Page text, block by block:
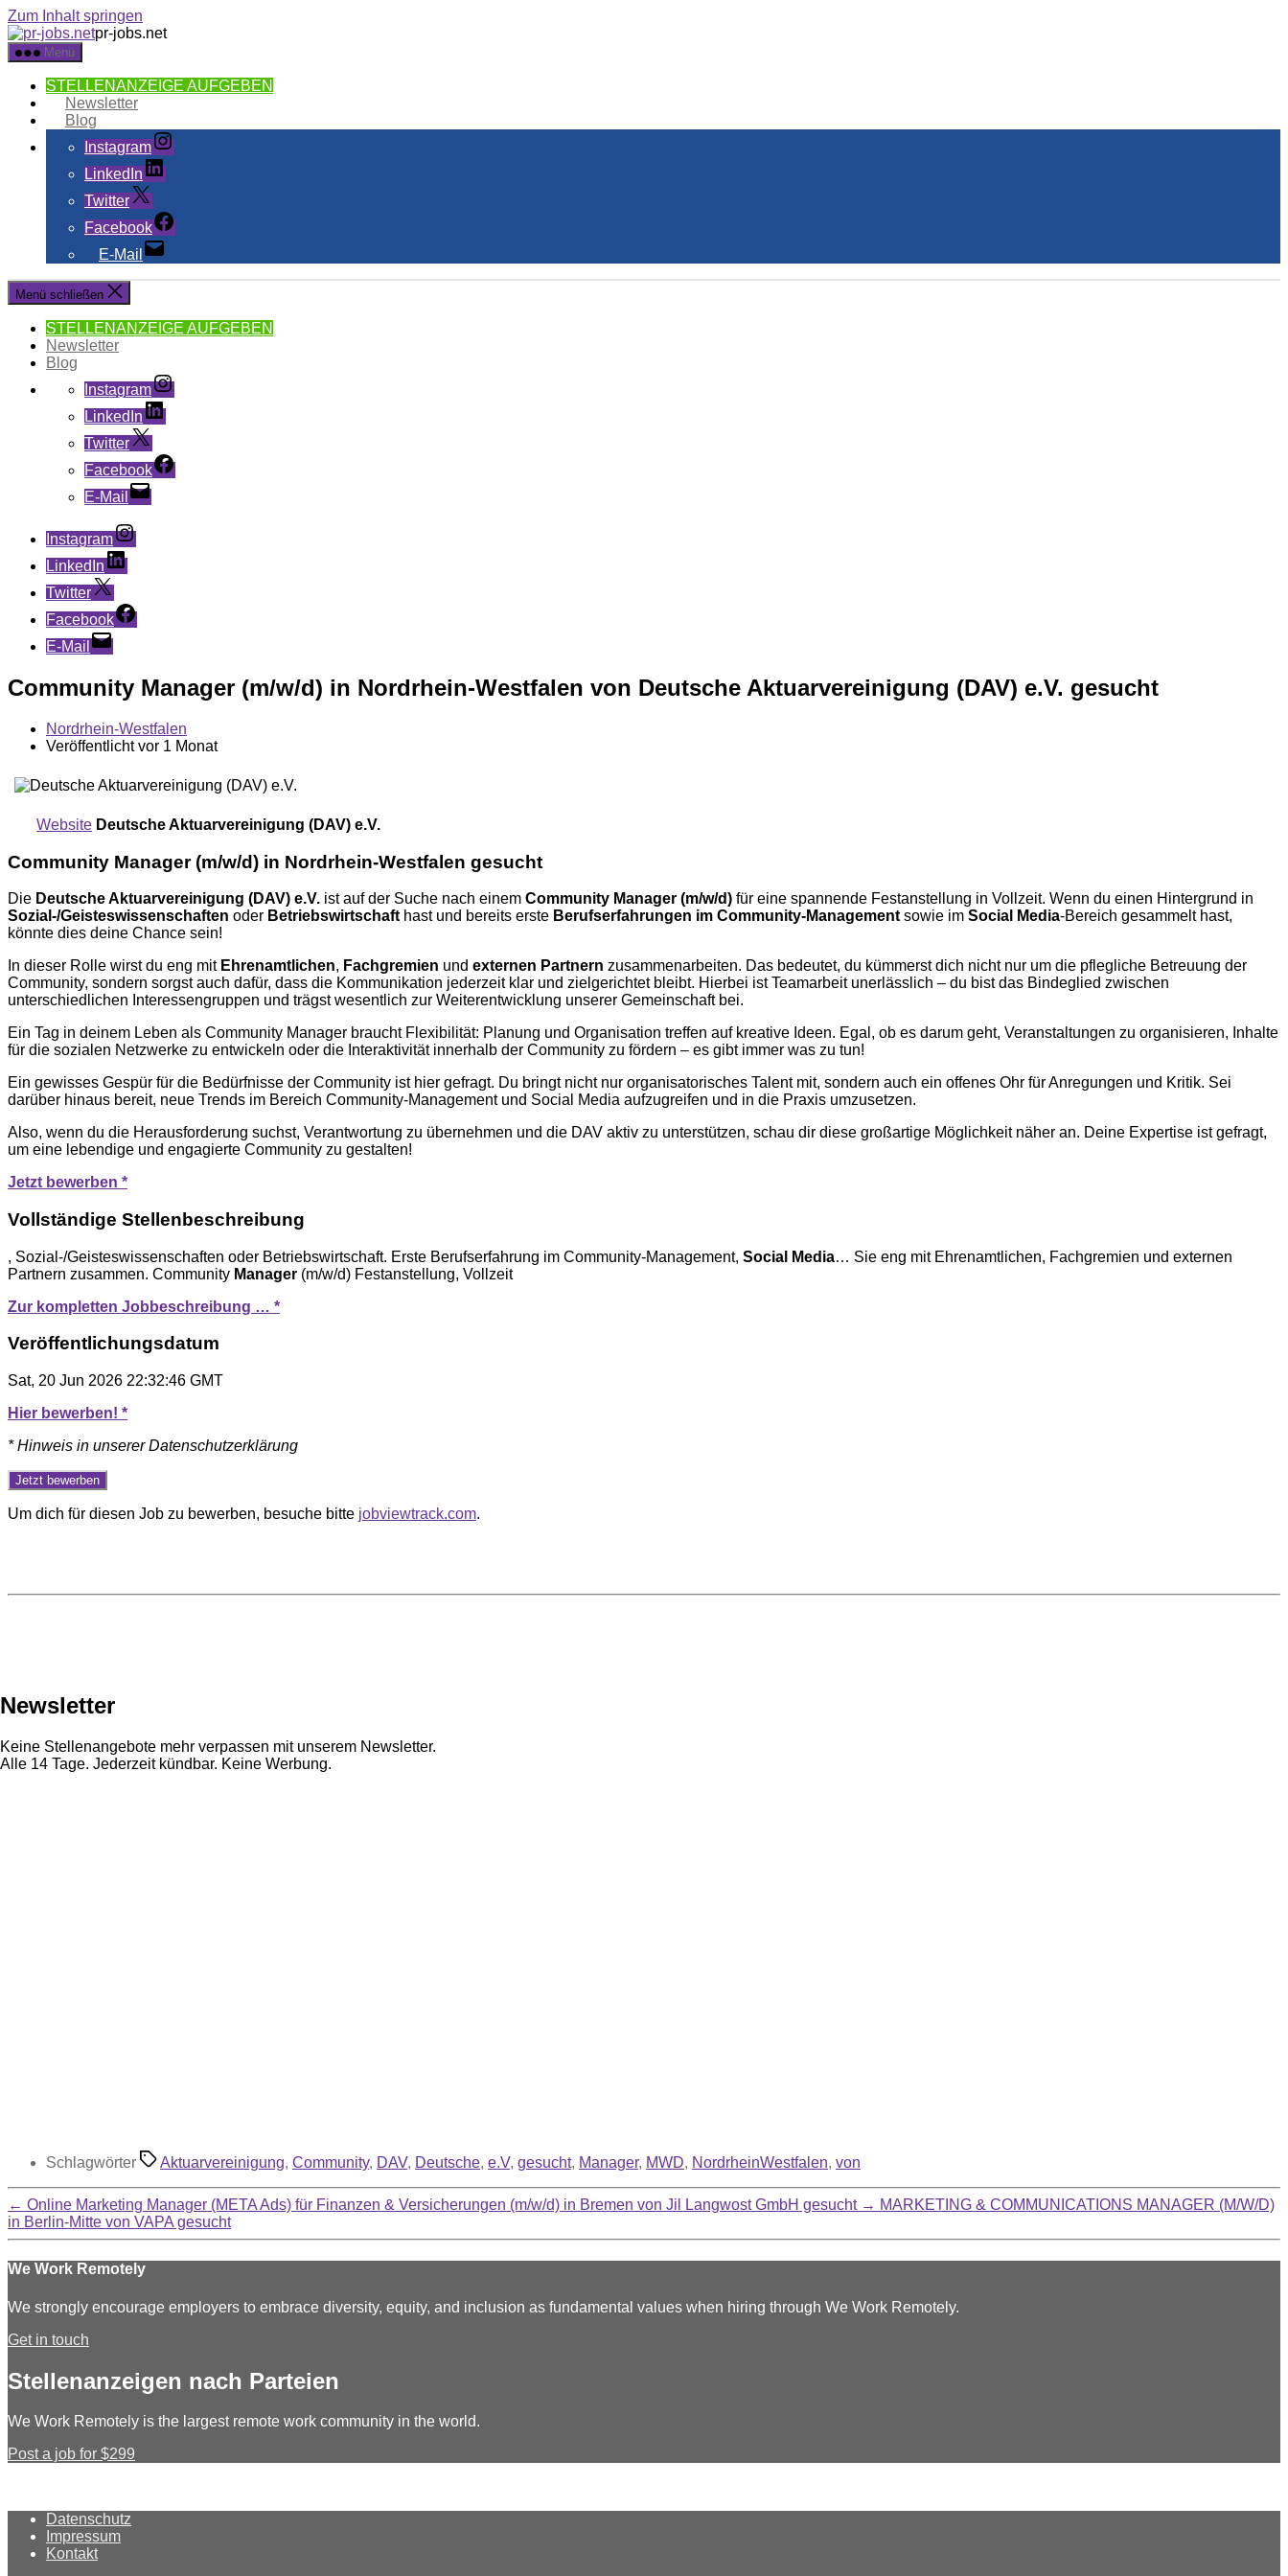
Zum Inhalt springen
pr-jobs.net
Menü
STELLENANZEIGE AUFGEBEN
Newsletter
Blog
Instagram
LinkedIn
Twitter
Facebook
E-Mail
Menü schließen
STELLENANZEIGE AUFGEBEN
Newsletter
Blog
Instagram
LinkedIn
Twitter
Facebook
E-Mail
Instagram
LinkedIn
Twitter
Facebook
E-Mail
Community Manager (m/w/d) in Nordrhein-Westfalen von Deutsche Aktuarvereinigung (DAV) e.V. gesucht
Nordrhein-Westfalen
Veröffentlicht vor 1 Monat
Website Deutsche Aktuarvereinigung (DAV) e.V.
Community Manager (m/w/d) in Nordrhein-Westfalen gesucht
Die Deutsche Aktuarvereinigung (DAV) e.V. ist auf der Suche nach einem Community Manager (m/w/d) für eine spannende Festanstellung in Vollzeit. Wenn du einen Hintergrund in
Sozial-/Geisteswissenschaften oder Betriebswirtschaft hast und bereits erste Berufserfahrungen im Community-Management sowie im Social Media-Bereich gesammelt hast,
könnte dies deine Chance sein!
In dieser Rolle wirst du eng mit Ehrenamtlichen, Fachgremien und externen Partnern zusammenarbeiten. Das bedeutet, du kümmerst dich nicht nur um die pflegliche Betreuung der
Community, sondern sorgst auch dafür, dass die Kommunikation jederzeit klar und zielgerichtet bleibt. Hierbei ist Teamarbeit unerlässlich – du bist das Bindeglied zwischen
unterschiedlichen Interessengruppen und trägst wesentlich zur Weiterentwicklung unserer Gemeinschaft bei.
Ein Tag in deinem Leben als Community Manager braucht Flexibilität: Planung und Organisation treffen auf kreative Ideen. Egal, ob es darum geht, Veranstaltungen zu organisieren, Inhalte
für die sozialen Netzwerke zu entwickeln oder die Interaktivität innerhalb der Community zu fördern – es gibt immer was zu tun!
Ein gewisses Gespür für die Bedürfnisse der Community ist hier gefragt. Du bringt nicht nur organisatorisches Talent mit, sondern auch ein offenes Ohr für Anregungen und Kritik. Sei
darüber hinaus bereit, neue Trends im Bereich Community-Management und Social Media aufzugreifen und in die Praxis umzusetzen.
Also, wenn du die Herausforderung suchst, Verantwortung zu übernehmen und die DAV aktiv zu unterstützen, schau dir diese großartige Möglichkeit näher an. Deine Expertise ist gefragt,
um eine lebendige und engagierte Community zu gestalten!
Jetzt bewerben *
Vollständige Stellenbeschreibung
, Sozial-/Geisteswissenschaften oder Betriebswirtschaft. Erste Berufserfahrung im Community-Management, Social Media… Sie eng mit Ehrenamtlichen, Fachgremien und externen
Partnern zusammen. Community Manager (m/w/d) Festanstellung, Vollzeit
Zur kompletten Jobbeschreibung … *
Veröffentlichungsdatum
Sat, 20 Jun 2026 22:32:46 GMT
Hier bewerben! *
* Hinweis in unserer Datenschutzerklärung
Um dich für diesen Job zu bewerben, besuche bitte jobviewtrack.com.
Newsletter
Keine Stellenangebote mehr verpassen mit unserem Newsletter.
Alle 14 Tage. Jederzeit kündbar. Keine Werbung.
Schlagwörter Aktuarvereinigung, Community, DAV, Deutsche, e.V, gesucht, Manager, MWD, NordrheinWestfalen, von
← Online Marketing Manager (META Ads) für Finanzen & Versicherungen (m/w/d) in Bremen von Jil Langwost GmbH gesucht → MARKETING & COMMUNICATIONS MANAGER (M/W/D)
in Berlin-Mitte von VAPA gesucht
We Work Remotely
We strongly encourage employers to embrace diversity, equity, and inclusion as fundamental values when hiring through We Work Remotely.
Get in touch
Stellenanzeigen nach Parteien
We Work Remotely is the largest remote work community in the world.
Post a job for $299
Datenschutz
Impressum
Kontakt